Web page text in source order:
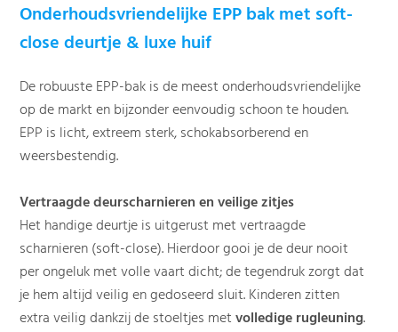
Onderhoudsvriendelijke EPP bak met soft-
close deurtje & luxe huif
De robuuste EPP-bak is de meest onderhoudsvriendelijke
op de markt en bijzonder eenvoudig schoon te houden.
EPP is licht, extreem sterk, schokabsorberend en
weersbestendig.
Vertraagde deurscharnieren en veilige zitjes
Het handige deurtje is uitgerust met vertraagde
scharnieren (soft-close). Hierdoor gooi je de deur nooit
per ongeluk met volle vaart dicht; de tegendruk zorgt dat
je hem altijd veilig en gedoseerd sluit. Kinderen zitten
extra veilig dankzij de stoeltjes metvolledige rugleuning.